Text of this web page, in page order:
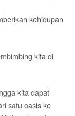
kehidupan
kita di
kita dapat
satu oasis ke